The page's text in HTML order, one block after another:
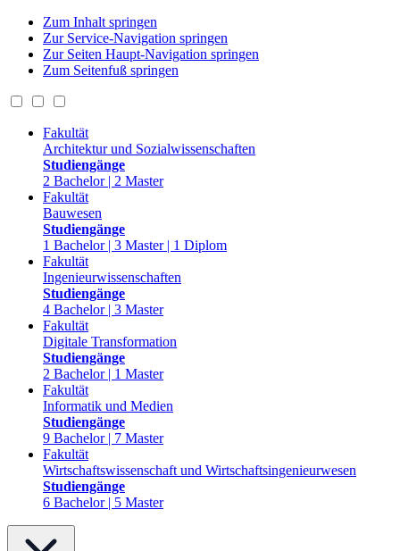
Zum Inhalt springen
Zur Service-Navigation springen
Zur Seiten Haupt-Navigation springen
Zum Seitenfuß springen
Fakultät
Architektur und Sozialwissenschaften
Studiengänge
2 Bachelor | 2 Master
Fakultät
Bauwesen
Studiengänge
1 Bachelor | 3 Master | 1 Diplom
Fakultät
Ingenieurwissenschaften
Studiengänge
4 Bachelor | 3 Master
Fakultät
Digitale Transformation
Studiengänge
2 Bachelor | 1 Master
Fakultät
Informatik und Medien
Studiengänge
9 Bachelor | 7 Master
Fakultät
Wirtschaftswissenschaft und Wirtschaftsingenieurwesen
Studiengänge
6 Bachelor | 5 Master